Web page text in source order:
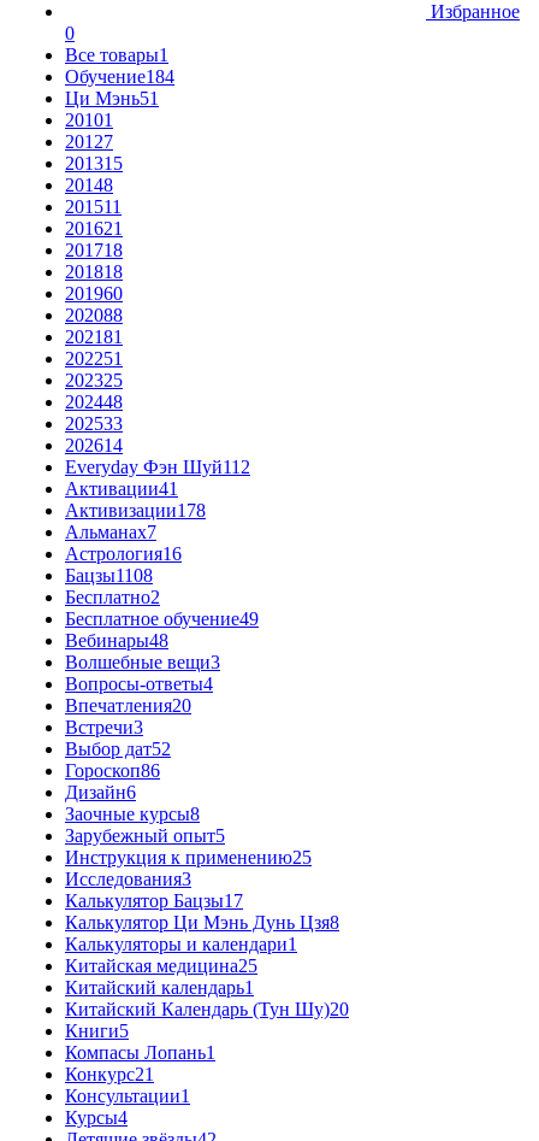
Избранное
0
Все товары1
Обучение184
Ци Мэнь51
20101
20127
201315
20148
201511
201621
201718
201818
201960
202088
202181
202251
202325
202448
202533
202614
Everyday Фэн Шуй112
Активации41
Активизации178
Альманах7
Астрология16
Бацзы1108
Бесплатно2
Бесплатное обучение49
Вебинары48
Волшебные вещи3
Вопросы-ответы4
Впечатления20
Встречи3
Выбор дат52
Гороскоп86
Дизайн6
Заочные курсы8
Зарубежный опыт5
Инструкция к применению25
Исследования3
Калькулятор Бацзы17
Калькулятор Ци Мэнь Дунь Цзя8
Калькуляторы и календари1
Китайская медицина25
Китайский календарь1
Китайский Календарь (Тун Шу)20
Книги5
Компасы Лопань1
Конкурс21
Консультации1
Курсы4